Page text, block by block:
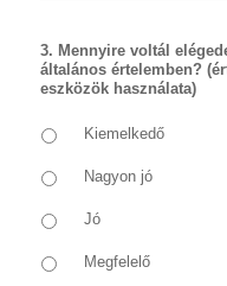
3. Mennyire voltál
általános értelemben?
eszközök használata)
Kiemelkedő
Nagyon jó
Jó
Megfelelő